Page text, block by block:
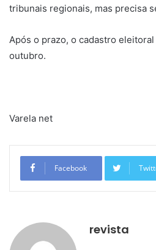
tribunais regionais, mas precisa
Após o prazo, o cadastro
outubro.
Varela net
Facebook
revista